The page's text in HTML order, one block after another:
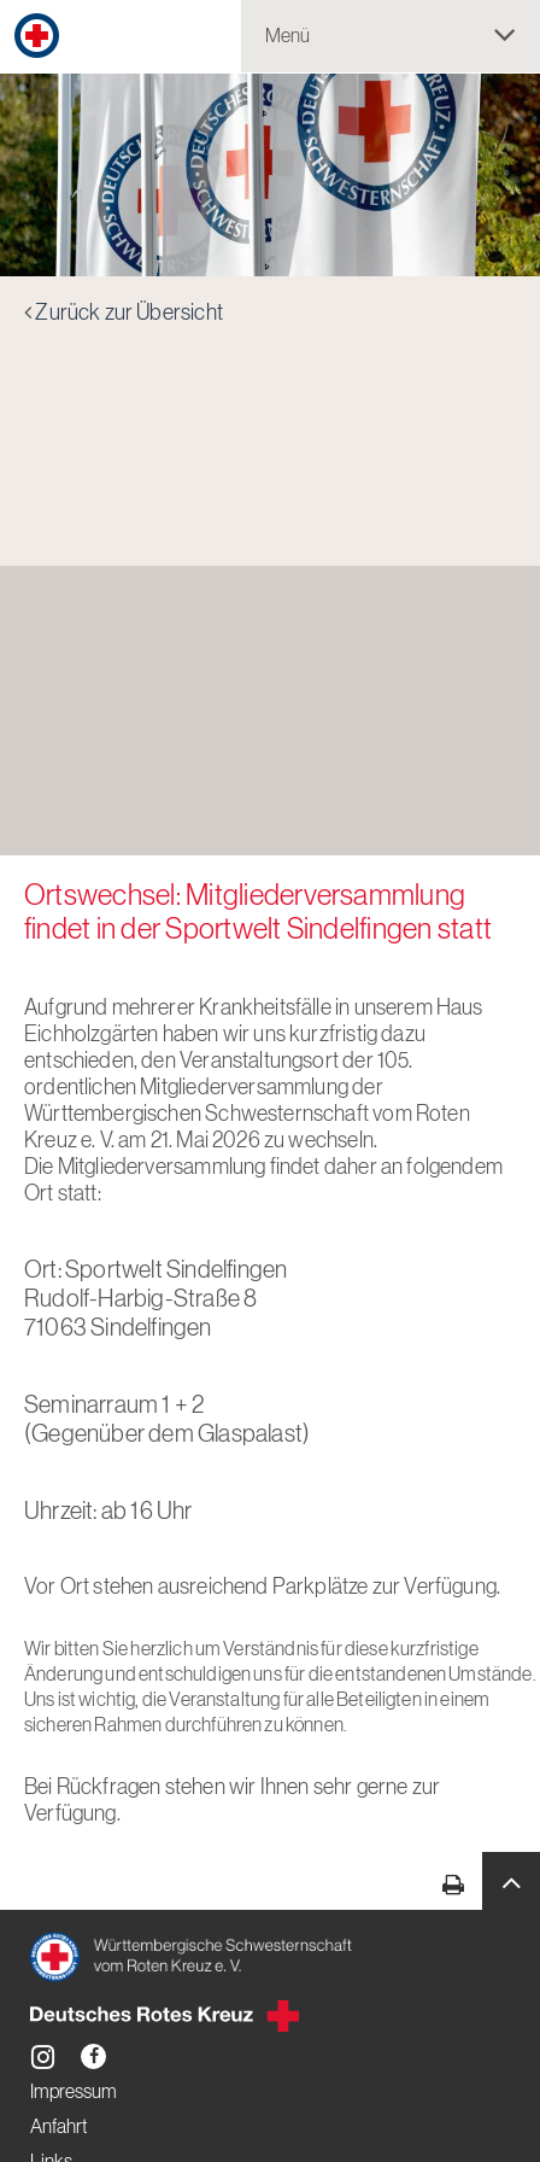
Menü
Zurück zur Übersicht
Ortswechsel: Mitgliederversammlung
findet in der Sportwelt Sindelfingen statt
Aufgrund mehrerer Krankheitsfälle in unserem Haus
Eichholzgärten haben wir uns kurzfristig dazu
entschieden, den Veranstaltungsort der 105.
ordentlichen Mitgliederversammlung der
Württembergischen Schwesternschaft vom Roten
Kreuz e. V. am 21. Mai 2026 zu wechseln.
Die Mitgliederversammlung findet daher an folgendem
Ort statt:
Ort: Sportwelt Sindelfingen
Rudolf-Harbig-Straße 8
71063 Sindelfingen
Seminarraum 1 + 2
(Gegenüber dem Glaspalast)
Uhrzeit: ab 16 Uhr
Vor Ort stehen ausreichend Parkplätze zur Verfügung.
Wir bitten Sie herzlich um Verständnis für diese kurzfristige
Änderung und entschuldigen uns für die entstandenen Umstände.
Uns ist wichtig, die Veranstaltung für alle Beteiligten in einem
sicheren Rahmen durchführen zu können.
Bei Rückfragen stehen wir Ihnen sehr gerne zur
Verfügung.
Impressum
Anfahrt